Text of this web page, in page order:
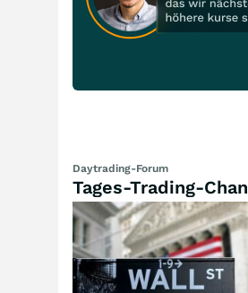
Daytrading-Forum
Tages-Trading-